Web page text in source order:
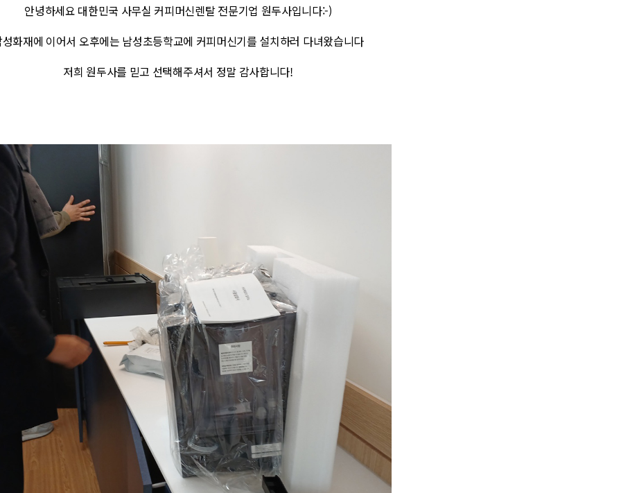
안녕하세요 대한민국 사무실 커피머신렌탈 전문기업 원두사입니다:-)
화재에 이어서 오후에는 남성초등학교에 커피머신기를 설치하러 다녀왔습니다
저희 원두사를 믿고 선택해주셔서 정말 감사합니다!